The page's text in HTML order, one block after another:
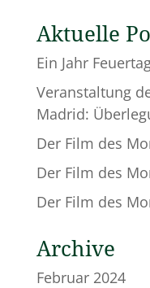
Aktuelle
Ein Jahr
Veranstaltung
Madrid:
Der Film des
Der Film des
Der Film des
Archive
Februar 2024